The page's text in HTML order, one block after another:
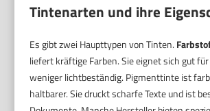
Tintenarten und ihre
Es gibt zwei Haupttypen von Tinten.
liefert kräftige Farben. Sie eignet sich gut
weniger lichtbeständig. Pigmenttinte ist
haltbarer. Sie druckt scharfe Texte und ist